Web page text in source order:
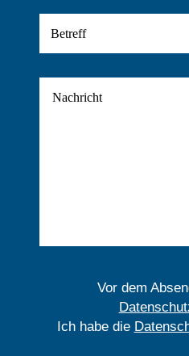
Vor dem
Ich habe die